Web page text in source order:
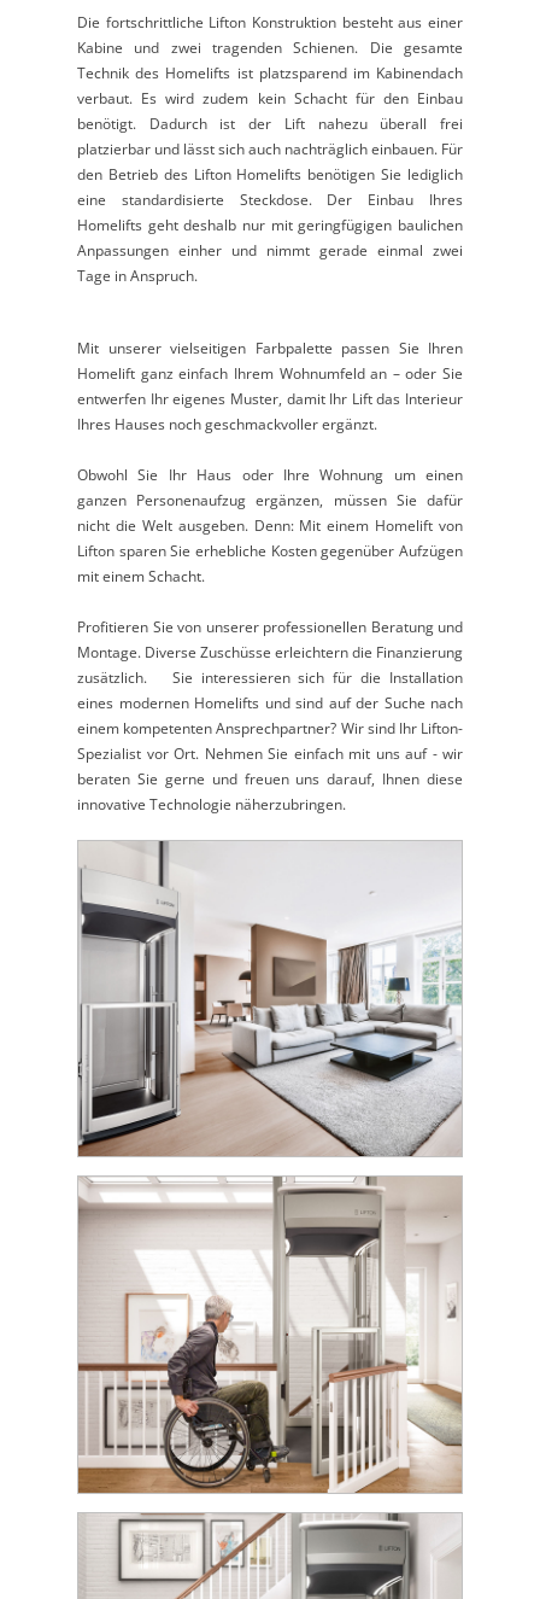
Die fortschrittliche Lifton Konstruktion besteht aus einer
Kabine und zwei tragenden Schienen. Die gesamte
Technik des Homelifts ist platzsparend im Kabinendach
verbaut. Es wird zudem kein Schacht für den Einbau
benötigt. Dadurch ist der Lift nahezu überall frei
platzierbar und lässt sich auch nachträglich einbauen. Für
den Betrieb des Lifton Homelifts benötigen Sie lediglich
eine standardisierte Steckdose. Der Einbau Ihres
Homelifts geht deshalb nur mit geringfügigen baulichen
Anpassungen einher und nimmt gerade einmal zwei
Tage in Anspruch.
Mit unserer vielseitigen Farbpalette passen Sie Ihren
Homelift ganz einfach Ihrem Wohnumfeld an – oder Sie
entwerfen Ihr eigenes Muster, damit Ihr Lift das Interieur
Ihres Hauses noch geschmackvoller ergänzt.
Obwohl Sie Ihr Haus oder Ihre Wohnung um einen
ganzen Personenaufzug ergänzen, müssen Sie dafür
nicht die Welt ausgeben. Denn: Mit einem Homelift von
Lifton sparen Sie erhebliche Kosten gegenüber Aufzügen
mit einem Schacht.
Profitieren Sie von unserer professionellen Beratung und
Montage. Diverse Zuschüsse erleichtern die Finanzierung
zusätzlich. Sie interessieren sich für die Installation
eines modernen Homelifts und sind auf der Suche nach
einem kompetenten Ansprechpartner? Wir sind Ihr Lifton-
Spezialist vor Ort. Nehmen Sie einfach mit uns auf - wir
beraten Sie gerne und freuen uns darauf, Ihnen diese
innovative Technologie näherzubringen.